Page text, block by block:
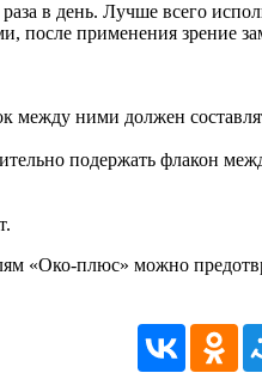
в день. Лучше всего
после применения зрение
между ними должен
подержать флакон
«Око-плюс» можно